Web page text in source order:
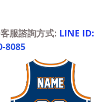
服諮詢方式: LINE ID:
8085